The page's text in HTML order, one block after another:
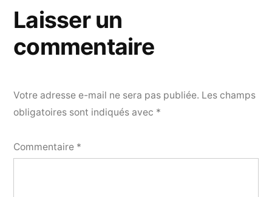
Laisser un
commentaire
Votre adresse e-mail ne sera pas publiée. Les champs
obligatoires sont indiqués avec *
Commentaire *